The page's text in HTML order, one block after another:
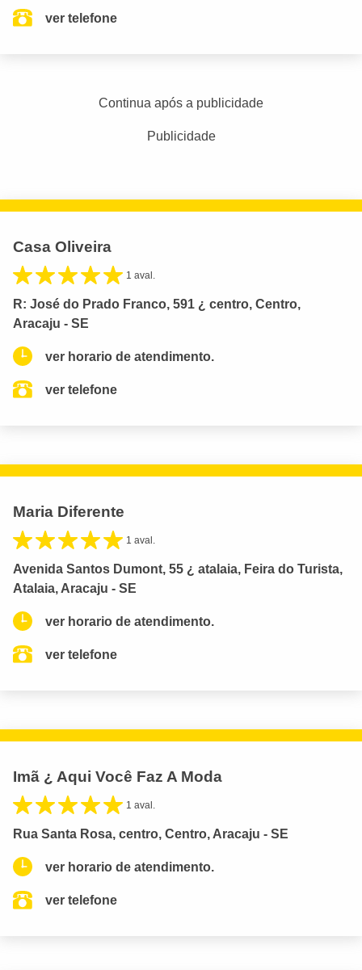
ver telefone
Continua após a publicidade
Publicidade
Casa Oliveira
1 aval.
R: José do Prado Franco, 591 ¿ centro, Centro,
Aracaju - SE
ver horario de atendimento.
ver telefone
Maria Diferente
1 aval.
Avenida Santos Dumont, 55 ¿ atalaia, Feira do Turista,
Atalaia, Aracaju - SE
ver horario de atendimento.
ver telefone
Imã ¿ Aqui Você Faz A Moda
1 aval.
Rua Santa Rosa, centro, Centro, Aracaju - SE
ver horario de atendimento.
ver telefone